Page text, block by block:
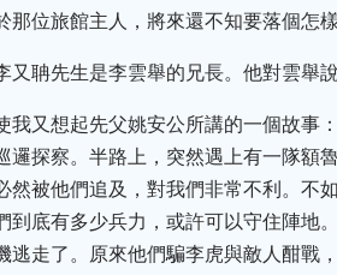
那位旅館主人，將來還不知要落個怎
又聃先生是李雲舉的兄長。他對雲舉
我又想起先父姚安公所講的一個故事
邏探察。半路上，突然遇上有一隊額
然被他們追及，對我們非常不利。不
到底有多少兵力，或許可以守住陣地
逃走了。原來他們騙李虎與敵人酣戰